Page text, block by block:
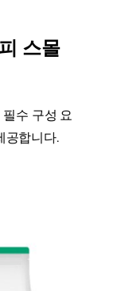
스몰
수 구성 요
공합니다.